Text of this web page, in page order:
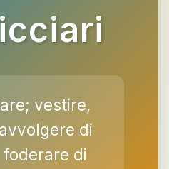
vestire,
di
di